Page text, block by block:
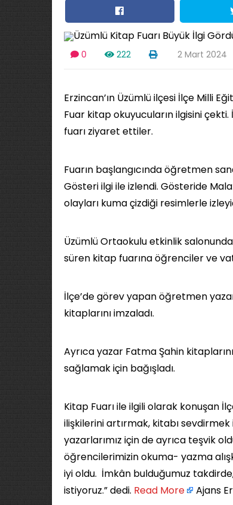
0 222 2 Mart 2024
Erzincan’ın Üzümlü ilçesi İlçe Milli
Fuar kitap okuyucuların ilgisini
fuarı ziyaret ettiler.
Fuarın başlangıcında öğretmen
Gösteri ilgi ile izlendi. Gösteride
olayları kuma çizdiği resimlerle
Üzümlü Ortaokulu etkinlik
süren kitap fuarına öğrenciler ve
İlçe’de görev yapan öğretmen
kitaplarını imzaladı.
Ayrıca yazar Fatma Şahin
sağlamak için bağışladı.
Kitap Fuarı ile ilgili olarak konuşan
ilişkilerini artırmak, kitabı
yazarlarımız için de ayrıca teşvik
öğrencilerimizin okuma- yazma
iyi oldu. İmkân bulduğumuz
istiyoruz.” dedi. ​ Read More Ajans